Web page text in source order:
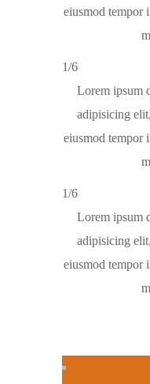
eiusmod tempor
1/6
Lorem ipsum
adipisicing
eiusmod tempor
1/6
Lorem ipsum
adipisicing
eiusmod tempor